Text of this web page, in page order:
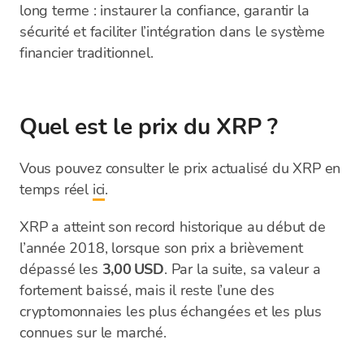
long terme : instaurer la confiance, garantir la
sécurité et faciliter l’intégration dans le système
financier traditionnel.
Quel est le prix du XRP ?
Vous pouvez consulter le prix actualisé du XRP en
temps réel ici.
XRP a atteint son record historique au début de
l’année 2018, lorsque son prix a brièvement
dépassé les 3,00 USD. Par la suite, sa valeur a
fortement baissé, mais il reste l’une des
cryptomonnaies les plus échangées et les plus
connues sur le marché.